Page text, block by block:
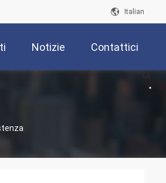
Italian
Notizie Contattici